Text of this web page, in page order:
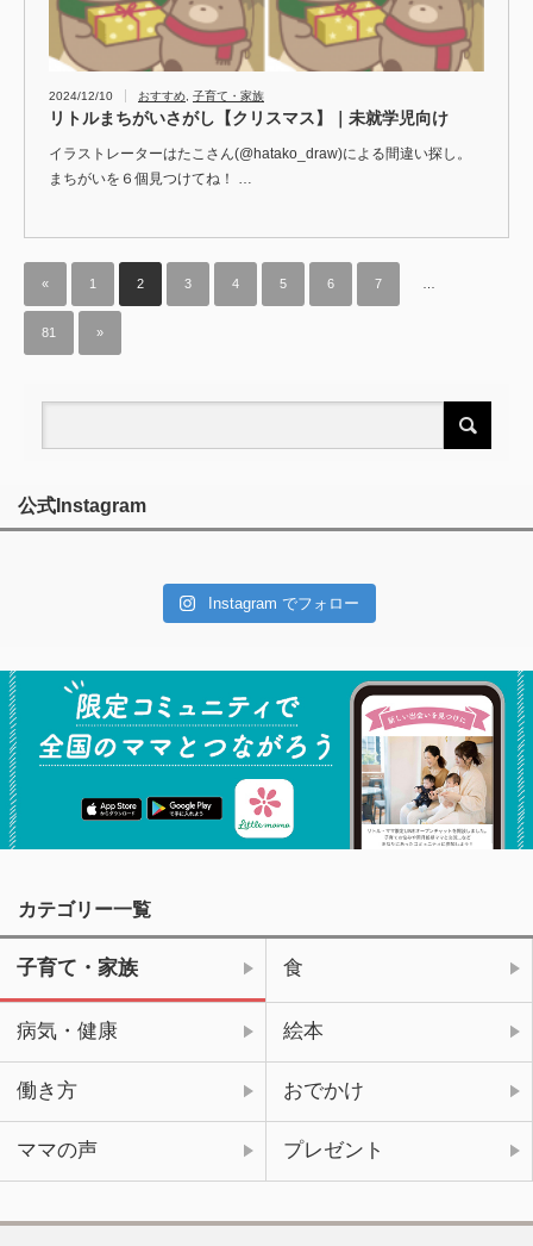
2024/12/10 おすすめ 子育て・家族
リトルまちがいさがし【クリスマス】｜未就学児向け
イラストレーターはたこさん(@hatako_draw)による間違い探し。
まちがいを６個見つけてね！ …
« 1 2 3 4 5 6 7
81 »
公式Instagram
Instagram でフォロー
カテゴリー一覧
子育て・家族 食
病気・健康 絵本
働き方 おでかけ
ママの声 プレゼント